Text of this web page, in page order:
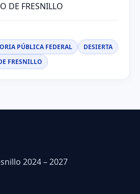
DE FRESNILLO
PÚBLICA FEDERAL
DESIERTA
FRESNILLO
2024 – 2027